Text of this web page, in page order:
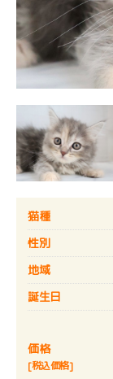
猫種
性別
地域
誕生日
価格
[税込価格]